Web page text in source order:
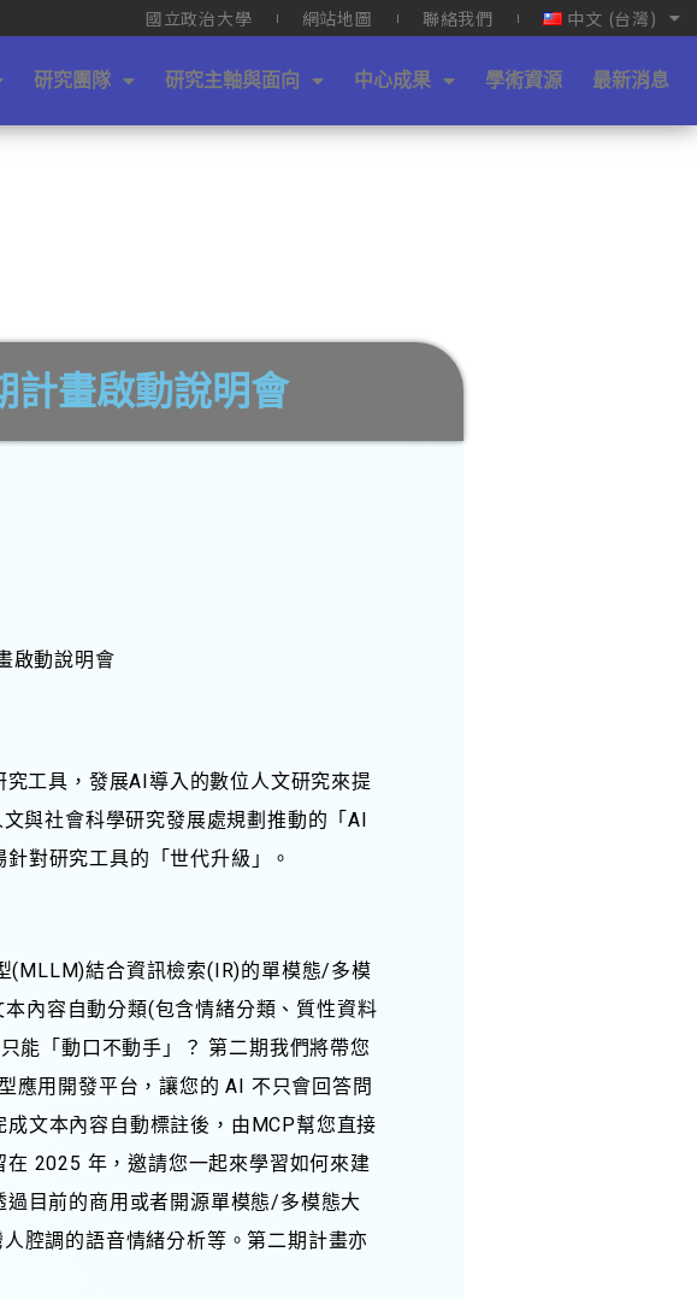
國立政治大學 網站地圖 聯絡我們 中文 (台灣)
研究團隊 研究主軸與面向 中心成果 學術資源 最新消息
計畫啟動說明會
啟動說明會
工具，發展AI導入的數位人文研究來提
與社會科學研究發展處規劃推動的「AI
對研究工具的「世代升級」。
(MLLM)結合資訊檢索(IR)的單模態/多模
內容自動分類(包含情緒分類、質性資料
能「動口不動手」？ 第二期我們將帶您
應用開發平台，讓您的 AI 不只會回答問
文本內容自動標註後，由MCP幫您直接
2025 年，邀請您一起來學習如何來建
目前的商用或者開源單模態/多模態大
腔調的語音情緒分析等。第二期計畫亦